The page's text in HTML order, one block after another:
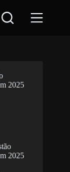
2025